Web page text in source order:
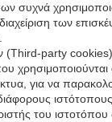
συχνά
των
(Third-party cookies)
για να
του ιστοτόπου